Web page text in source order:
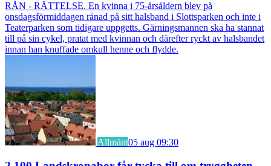
RÅN - RÄTTELSE. En kvinna i 75-årsåldern blev på
onsdagsförmiddagen rånad på sitt halsband i Slottsparken och inte i
Teaterparken som tidigare uppgetts. Gärningsmannen ska ha stannat
till på sin cykel, pratat med kvinnan och därefter ryckt av halsbandet
innan han knuffade omkull henne och flydde.
Allmänt05 aug 09:30